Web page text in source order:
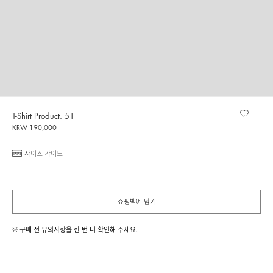
T-Shirt Product. 51
KRW 190,000
사이즈 가이드
쇼핑백에 담기
※ 구매 전 유의사항을 한 번 더 확인해 주세요.